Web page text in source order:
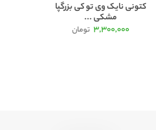
کتونی نایک وی تو کی بزرگپا
مشکی ...
3,300,000 تومان